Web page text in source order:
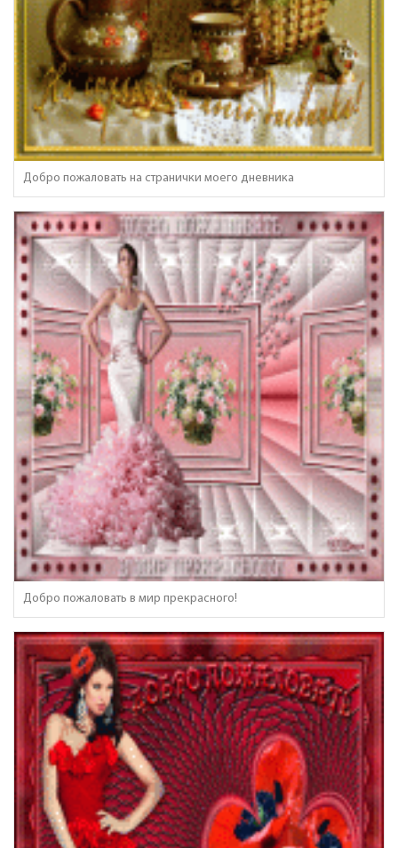
Добро пожаловать на странички моего дневника
Добро пожаловать в мир прекрасного!